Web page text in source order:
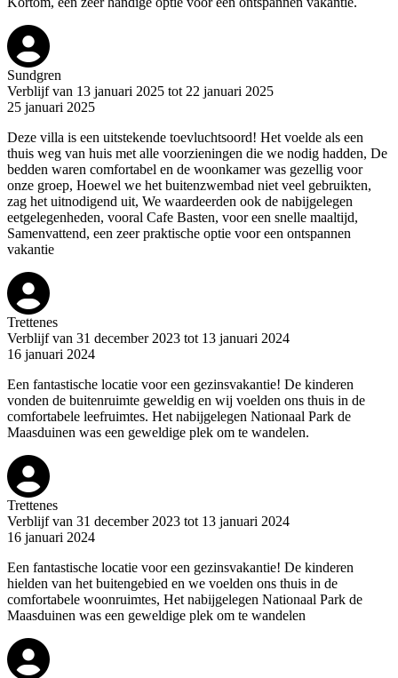
Sundgren
Verblijf van 13 januari 2025 tot 22 januari 2025
25 januari 2025
Deze villa is een uitstekende toevluchtsoord! Het voelde als een
thuis weg van huis met alle voorzieningen die we nodig hadden, De
bedden waren comfortabel en de woonkamer was gezellig voor
onze groep, Hoewel we het buitenzwembad niet veel gebruikten,
zag het uitnodigend uit, We waardeerden ook de nabijgelegen
eetgelegenheden, vooral Cafe Basten, voor een snelle maaltijd,
Samenvattend, een zeer praktische optie voor een ontspannen
vakantie
Trettenes
Verblijf van 31 december 2023 tot 13 januari 2024
16 januari 2024
Een fantastische locatie voor een gezinsvakantie! De kinderen
vonden de buitenruimte geweldig en wij voelden ons thuis in de
comfortabele leefruimtes. Het nabijgelegen Nationaal Park de
Maasduinen was een geweldige plek om te wandelen.
Trettenes
Verblijf van 31 december 2023 tot 13 januari 2024
16 januari 2024
Een fantastische locatie voor een gezinsvakantie! De kinderen
hielden van het buitengebied en we voelden ons thuis in de
comfortabele woonruimtes, Het nabijgelegen Nationaal Park de
Maasduinen was een geweldige plek om te wandelen